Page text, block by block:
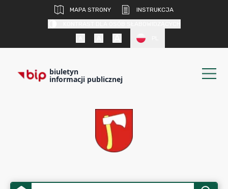
MAPA STRONY
INSTRUKCJA
biuletyn
informacji publicznej